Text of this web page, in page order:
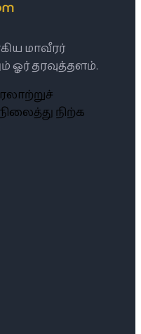
மாவீரர்
தரவுத்தளம்.
நிற்க